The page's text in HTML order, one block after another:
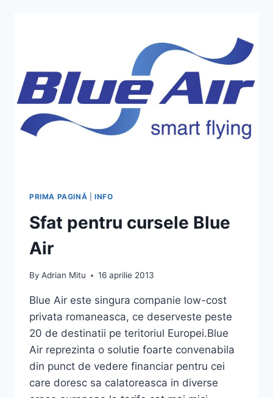
CITY
BREAK!
PRIMA PAGINĂ INFO
Sfat pentru cursele Blue
Air
By Adrian Mitu 16 aprilie 2013
Blue Air este singura companie low-cost
privata romaneasca, ce deserveste peste
20 de destinatii pe teritoriul Europei.Blue
Air reprezinta o solutie foarte convenabila
din punct de vedere financiar pentru cei
care doresc sa calatoreasca in diverse